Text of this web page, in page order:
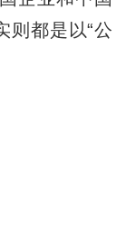
则都是以“公